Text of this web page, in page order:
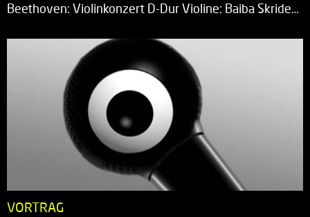
Beethoven: Violinkonzert D-Dur Violine: Baiba Skride…
VORTRAG